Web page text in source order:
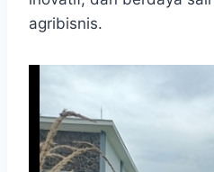
agribisnis.